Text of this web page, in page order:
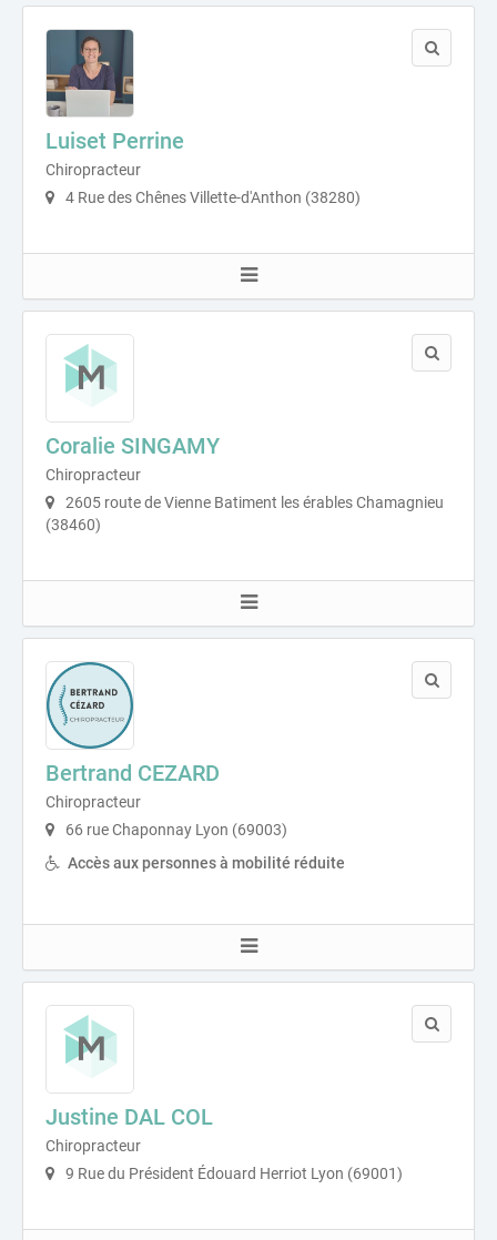
Luiset Perrine
Chiropracteur
4 Rue des Chênes Villette-d'Anthon (38280)
Coralie SINGAMY
Chiropracteur
2605 route de Vienne Batiment les érables Chamagnieu
(38460)
Bertrand CEZARD
Chiropracteur
66 rue Chaponnay Lyon (69003)
Accès aux personnes à mobilité réduite
Justine DAL COL
Chiropracteur
9 Rue du Président Édouard Herriot Lyon (69001)